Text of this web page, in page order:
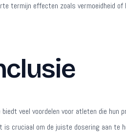
termijn effecten zoals vermoeidheid of
veel voordelen voor atleten die
is cruciaal om de juiste dosering aan te